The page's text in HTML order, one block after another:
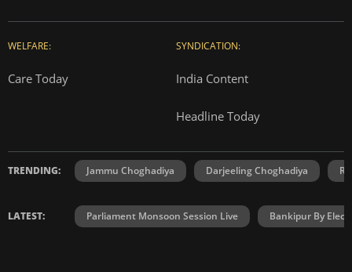
WELFARE:
Care Today
SYNDICATION:
India Content
Headline Today
TRENDING: Jammu Choghadiya Darjeeling Choghadiya
LATEST: Parliament Monsoon Session Live Bankipur By